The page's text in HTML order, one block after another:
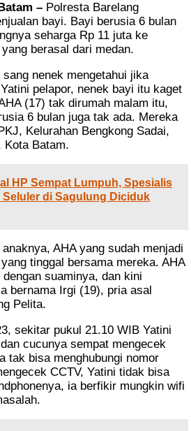
– Polresta Barelang
bayi. Bayi berusia 6 bulan
seharga Rp 11 juta ke
berasal dari medan.
nenek mengetahui jika
pelapor, nenek bayi itu kaget
(17) tak dirumah malam itu,
6 bulan juga tak ada. Mereka
Kelurahan Bengkong Sadai,
Kota Batam.
HP Sempat Lumpuh, Spesialis
di Sagulung Diciduk
AHA yang sudah menjadi
tinggal bersama mereka. AHA
suaminya, dan kini
bernama Irgi (19), pria asal
Pelita.
sekitar pukul 21.10 WIB Yatini
cucunya sempat mengecek
tak bisa menghubungi nomor
CCTV, Yatini tidak bisa
ia berfikir mungkin wifi